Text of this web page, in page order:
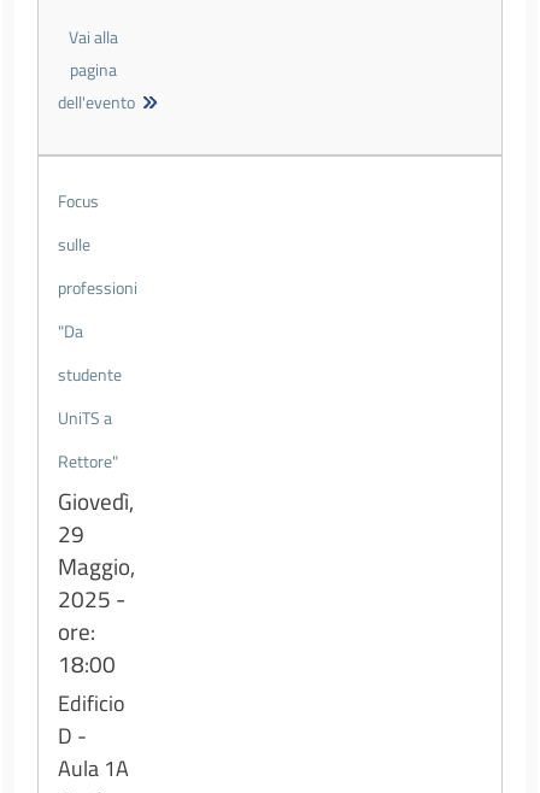
Vai alla
pagina
dell'evento
Focus
sulle
professioni
"Da
studente
UniTS a
Rettore"
Giovedì,
29
Maggio,
2025 -
ore:
18:00
Edificio
D -
Aula 1A